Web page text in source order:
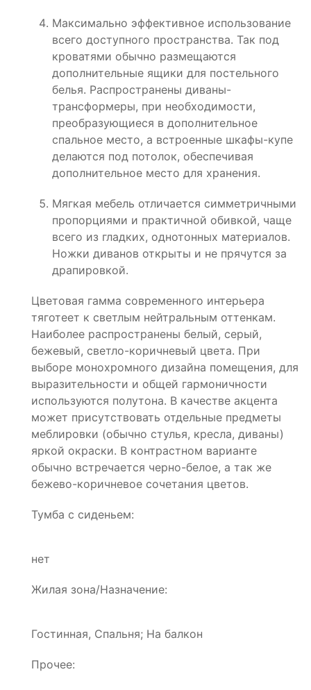
Максимально эффективное использование
всего доступного пространства. Так под
кроватями обычно размещаются
дополнительные ящики для постельного
белья. Распространены диваны-
трансформеры, при необходимости,
преобразующиеся в дополнительное
спальное место, а встроенные шкафы-купе
делаются под потолок, обеспечивая
дополнительное место для хранения.
Мягкая мебель отличается симметричными
пропорциями и практичной обивкой, чаще
всего из гладких, однотонных материалов.
Ножки диванов открыты и не прячутся за
драпировкой.
Цветовая гамма современного интерьера
тяготеет к светлым нейтральным оттенкам.
Наиболее распространены белый, серый,
бежевый, светло-коричневый цвета. При
выборе монохромного дизайна помещения, для
выразительности и общей гармоничности
используются полутона. В качестве акцента
может присутствовать отдельные предметы
меблировки (обычно стулья, кресла, диваны)
яркой окраски. В контрастном варианте
обычно встречается черно-белое, а так же
бежево-коричневое сочетания цветов.
Тумба с сиденьем:
нет
Жилая зона/Назначение:
Гостинная, Спальня; На балкон
Прочее: